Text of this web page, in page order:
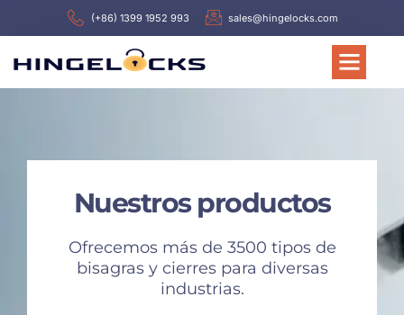
(+86) 1399 1952 993 sales@hingelocks.com
Nuestros productos
Ofrecemos más de 3500 tipos de
bisagras y cierres para diversas
industrias.